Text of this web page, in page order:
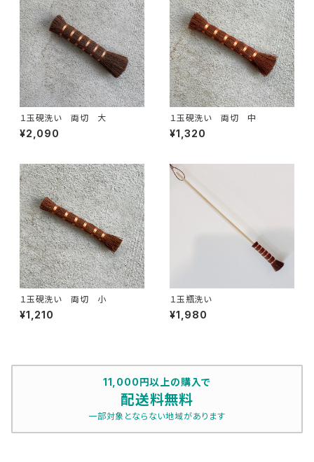
１玉硯洗い 両切 大
¥2,090
１玉硯洗い 両切 中
¥1,320
１玉硯洗い 両切 小
¥1,210
１玉瓶洗い
¥1,980
11,000円以上の購入で
配送料無料
一部対象とならない地域があります